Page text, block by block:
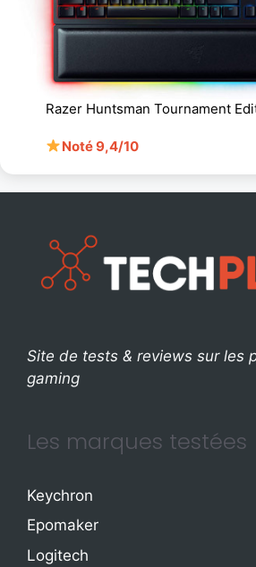
Razer Huntsman Tournament
Noté 9,4/10
Site de tests & reviews sur les
gaming
Les marques testées
Keychron
Epomaker
Logitech